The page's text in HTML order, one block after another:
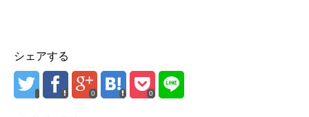
シェアする
0 0